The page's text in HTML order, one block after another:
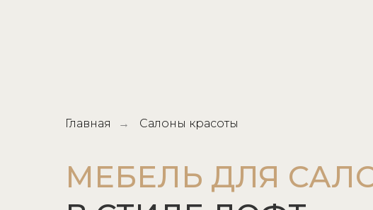
Главная → Салоны красоты
МЕБЕЛЬ ДЛЯ